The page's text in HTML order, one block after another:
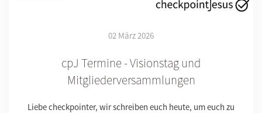
02 März 2026
cpJ Termine - Visionstag und
Mitgliederversammlungen
Liebe checkpointer, wir schreiben euch heute, um euch zu